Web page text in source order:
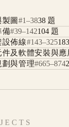
圖 #1–3838題
備#39–142104 題
設佈線#143–325183
件及軟體安裝與應
劃與管理#665–874